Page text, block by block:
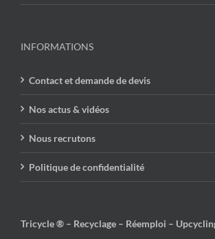
INFORMATIONS
Contact et demande de devis
Nos actus & vidéos
Nous recrutons
Politique de confidentialité
Tricycle ® – Recyclage – Réemploi –